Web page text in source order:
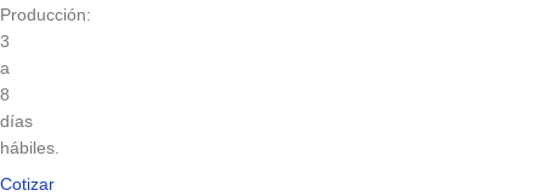
Producción:
3
a
8
días
hábiles.
Cotizar